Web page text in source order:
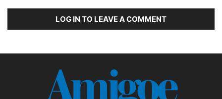
LOG IN TO LEAVE A COMMENT